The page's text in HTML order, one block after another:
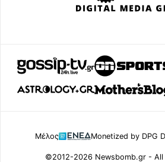
Μέλος Monetized by DPG
©2012-2026 Newsbomb.gr - All